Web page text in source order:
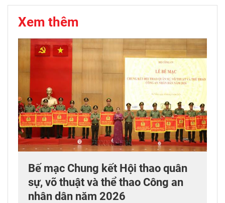
Xem thêm
Bế mạc Chung kết Hội thao quân
sự, võ thuật và thể thao Công an
nhân dân năm 2026